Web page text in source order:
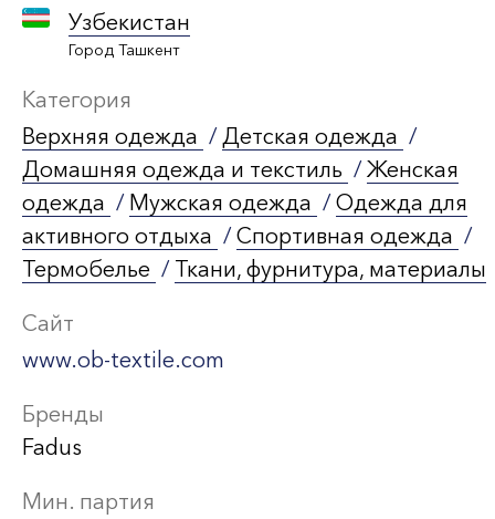
Узбекистан
Город Ташкент
Категория
Верхняя одежда / Детская одежда /
Домашняя одежда и текстиль / Женская
одежда / Мужская одежда / Одежда для
активного отдыха / Спортивная одежда /
Термобелье / Ткани, фурнитура, материалы
Сайт
www.ob-textile.com
Бренды
Fadus
Мин. партия